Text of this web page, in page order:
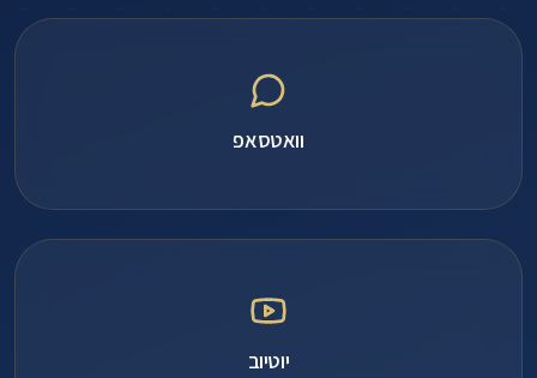
וואטסאפ
יוטיוב